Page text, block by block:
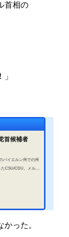
首相の
首候補者
バイエルン州での州
CSU/CDU。メルケ
い章を書く時だ。」
った。